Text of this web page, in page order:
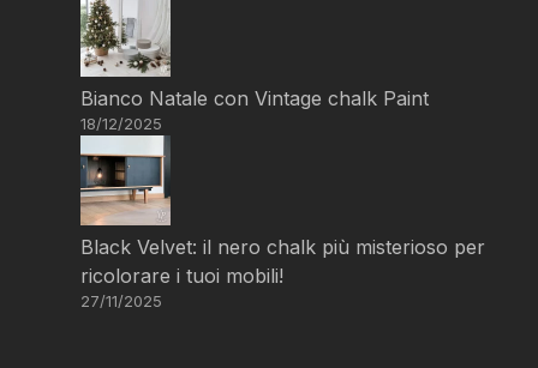
Bianco Natale con Vintage chalk Paint
18/12/2025
Black Velvet: il nero chalk più misterioso per
ricolorare i tuoi mobili!
27/11/2025